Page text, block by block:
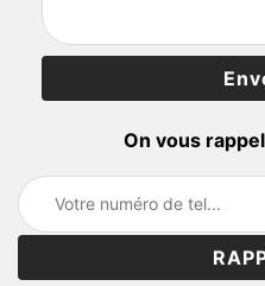
On vous